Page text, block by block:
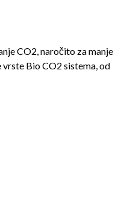
CO2, naročito za manje
Bio CO2 sistema, od